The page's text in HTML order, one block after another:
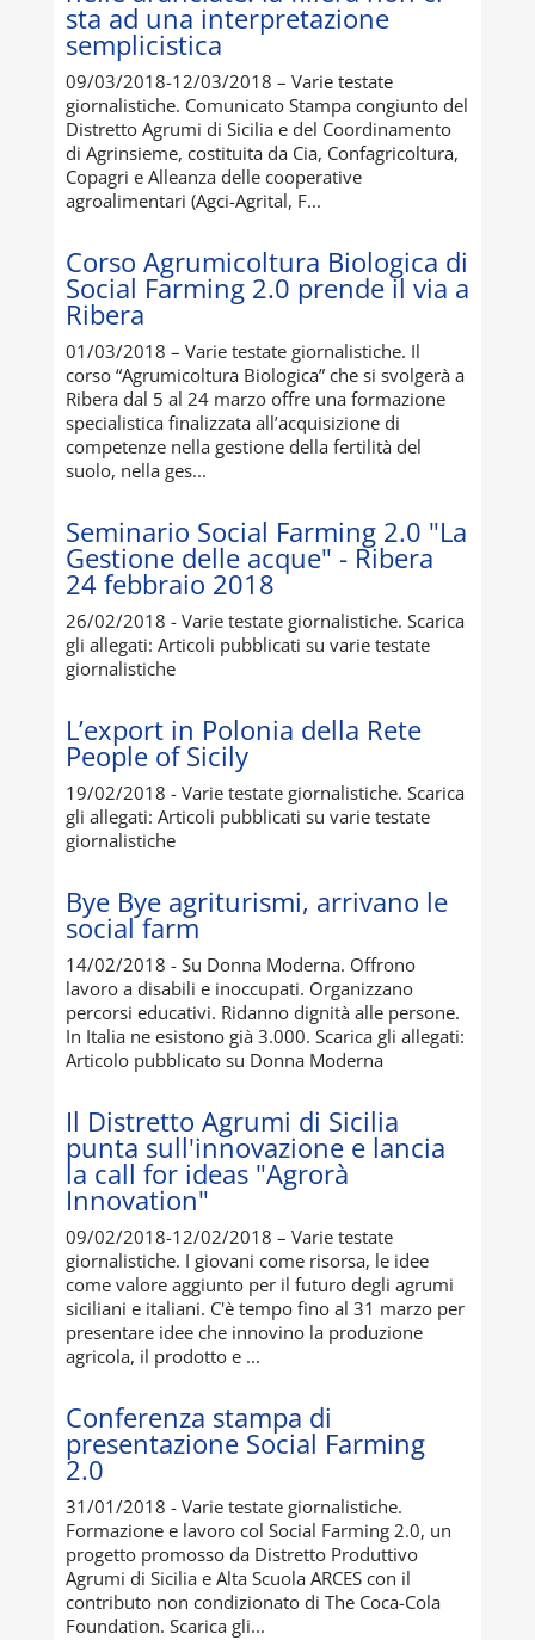
sta ad una interpretazione
semplicistica
09/03/2018-12/03/2018 – Varie testate
giornalistiche. Comunicato Stampa congiunto del
Distretto Agrumi di Sicilia e del Coordinamento
di Agrinsieme, costituita da Cia, Confagricoltura,
Copagri e Alleanza delle cooperative
agroalimentari (Agci-Agrital, F...
Corso Agrumicoltura Biologica di
Social Farming 2.0 prende il via a
Ribera
01/03/2018 – Varie testate giornalistiche. Il
corso “Agrumicoltura Biologica” che si svolgerà a
Ribera dal 5 al 24 marzo offre una formazione
specialistica finalizzata all’acquisizione di
competenze nella gestione della fertilità del
suolo, nella ges...
Seminario Social Farming 2.0 "La
Gestione delle acque" - Ribera
24 febbraio 2018
26/02/2018 - Varie testate giornalistiche. Scarica
gli allegati: Articoli pubblicati su varie testate
giornalistiche
L’export in Polonia della Rete
People of Sicily
19/02/2018 - Varie testate giornalistiche. Scarica
gli allegati: Articoli pubblicati su varie testate
giornalistiche
Bye Bye agriturismi, arrivano le
social farm
14/02/2018 - Su Donna Moderna. Offrono
lavoro a disabili e inoccupati. Organizzano
percorsi educativi. Ridanno dignità alle persone.
In Italia ne esistono già 3.000. Scarica gli allegati:
Articolo pubblicato su Donna Moderna
Il Distretto Agrumi di Sicilia
punta sull'innovazione e lancia
la call for ideas "Agrorà
Innovation"
09/02/2018-12/02/2018 – Varie testate
giornalistiche. I giovani come risorsa, le idee
come valore aggiunto per il futuro degli agrumi
siciliani e italiani. C'è tempo fino al 31 marzo per
presentare idee che innovino la produzione
agricola, il prodotto e ...
Conferenza stampa di
presentazione Social Farming
2.0
31/01/2018 - Varie testate giornalistiche.
Formazione e lavoro col Social Farming 2.0, un
progetto promosso da Distretto Produttivo
Agrumi di Sicilia e Alta Scuola ARCES con il
contributo non condizionato di The Coca-Cola
Foundation. Scarica gli...